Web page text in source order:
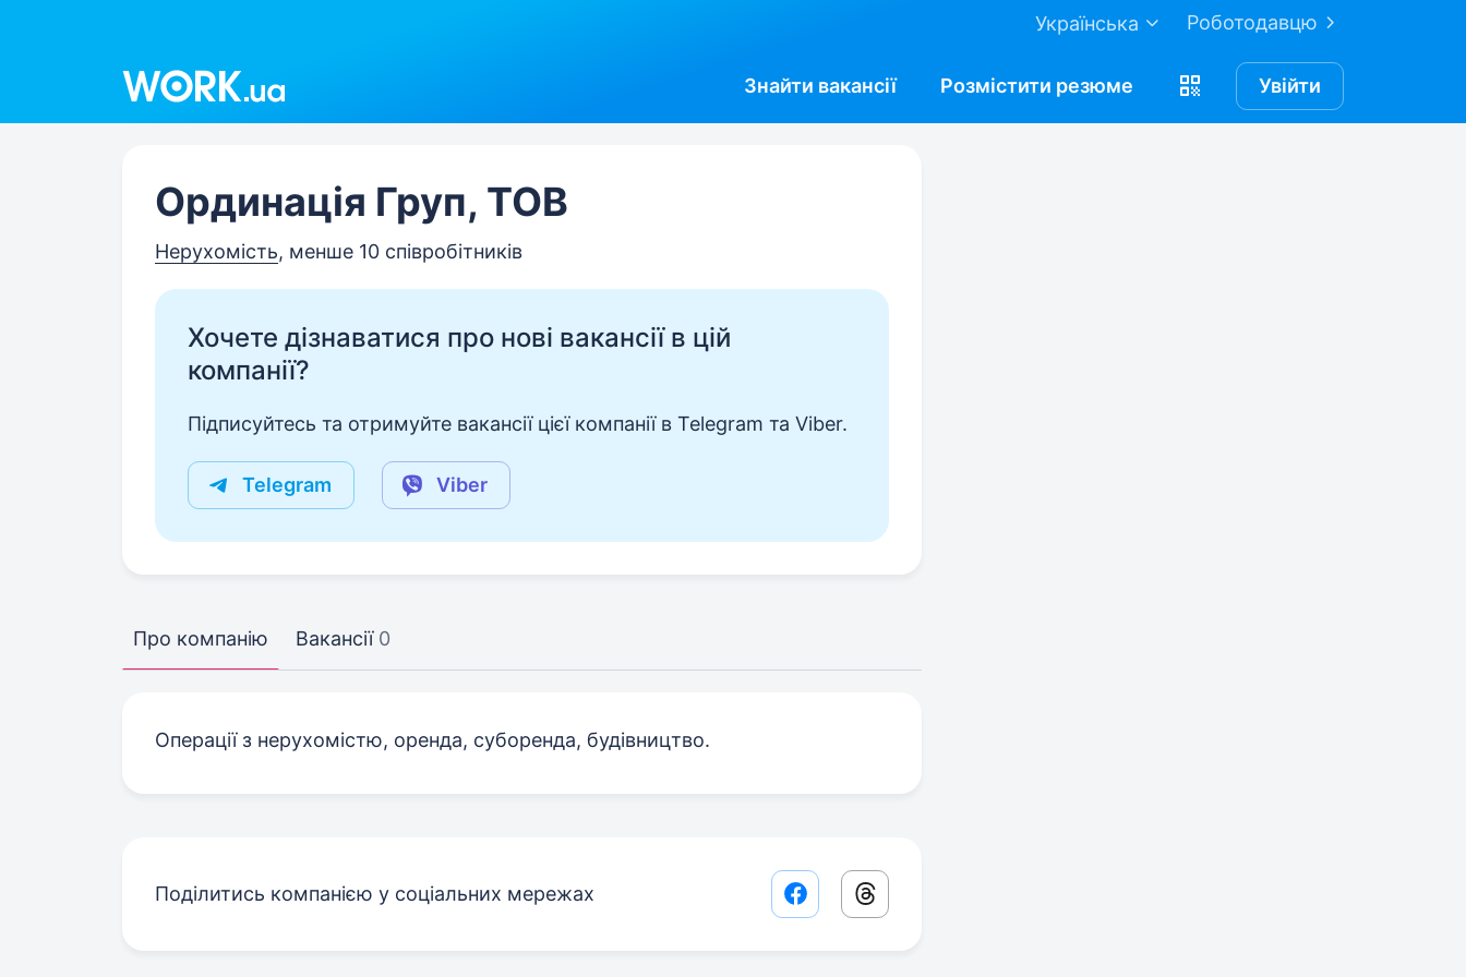
Роботодавцю
Українська
Знайти вакансії Розмістити резюме Увійти
Ординація Груп, ТОВ
Нерухомість, менше 10 співробітників
Хочете дізнаватися про нові вакансії в цій
компанії?
Підписуйтесь та отримуйте вакансії цієї компанії в Telegram та Viber.
Telegram Viber
Про компанію Вакансії 0
Операції з нерухомістю, оренда, суборенда, будівництво.
Поділитись компанією у соціальних мережах Facebook share link
Threads share link